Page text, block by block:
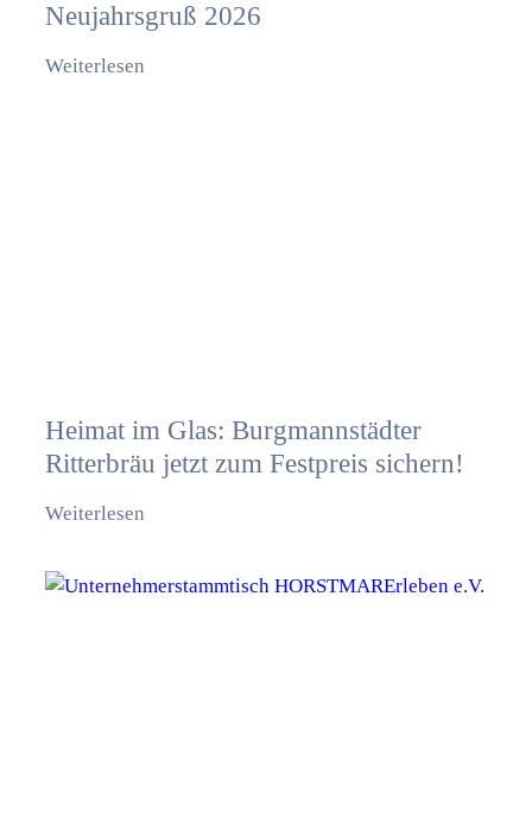
Neujahrsgruß 2026
Weiterlesen
Heimat im Glas: Burgmannstädter
Ritterbräu jetzt zum Festpreis sichern!
Weiterlesen